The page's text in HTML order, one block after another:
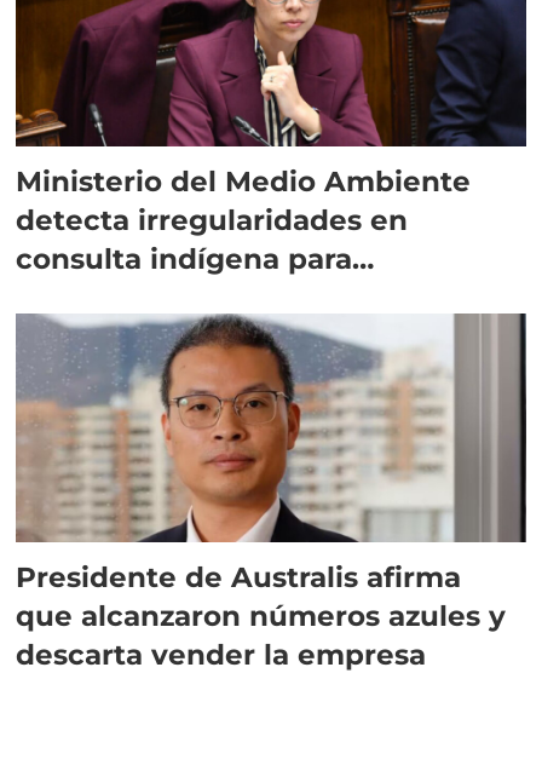
Ministerio del Medio Ambiente
detecta irregularidades en
consulta indígena para
Presidente de Australis afirma
que alcanzaron números azules y
descarta vender la empresa